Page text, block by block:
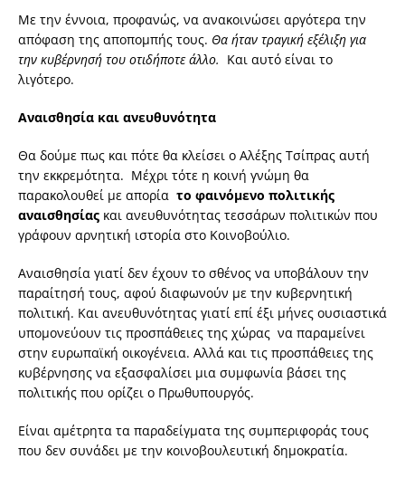
Με την έννοια, προφανώς, να ανακοινώσει αργότερα την
απόφαση της αποπομπής τους. Θα ήταν τραγική εξέλιξη για
την κυβέρνησή του οτιδήποτε άλλο. Και αυτό είναι το
λιγότερο.
Αναισθησία και ανευθυνότητα
Θα δούμε πως και πότε θα κλείσει ο Αλέξης Τσίπρας αυτή
την εκκρεμότητα. Μέχρι τότε η κοινή γνώμη θα
παρακολουθεί με απορία το φαινόμενο πολιτικής
αναισθησίας και ανευθυνότητας τεσσάρων πολιτικών που
γράφουν αρνητική ιστορία στο Κοινοβούλιο.
Αναισθησία γιατί δεν έχουν το σθένος να υποβάλουν την
παραίτησή τους, αφού διαφωνούν με την κυβερνητική
πολιτική. Και ανευθυνότητας γιατί επί έξι μήνες ουσιαστικά
υπομονεύουν τις προσπάθειες της χώρας να παραμείνει
στην ευρωπαϊκή οικογένεια. Αλλά και τις προσπάθειες της
κυβέρνησης να εξασφαλίσει μια συμφωνία βάσει της
πολιτικής που ορίζει ο Πρωθυπουργός.
Είναι αμέτρητα τα παραδείγματα της συμπεριφοράς τους
που δεν συνάδει με την κοινοβουλευτική δημοκρατία.